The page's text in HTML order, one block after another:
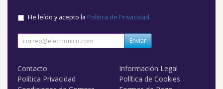
He leído y acepto la Política de Privacidad.
Enviar
Contacto
Información Legal
Política Privacidad
Política de Cookies